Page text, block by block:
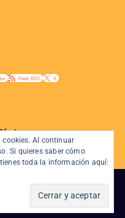
Feed RSS X
cookies. Al continuar
Si quieres saber cómo
toda la información aquí: